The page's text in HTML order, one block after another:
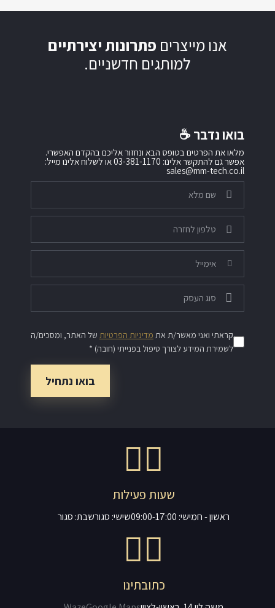
אנו מייצרים פתרונות יצירתיים
למותגים חדשניים.
בואו נדבר ☕️
מלאו את הפרטים בטופס הבא ונחזור אליכם בהקדם האפשרי.
אפשר גם להתקשר אלינו: 03-381-1170 או לשלוח אלינו מייל:
sales@mm-tech.co.il
קראתי ואני מאשר/ת את מדיניות הפרטיות של האתר, ומסכים/ה
לשמירת המידע לצורך טיפול בפנייתי (חובה) *
שעות פעילות
ראשון - חמישי: 09:00-17:00 שישי: סגורשבת: סגור
כתובתינו